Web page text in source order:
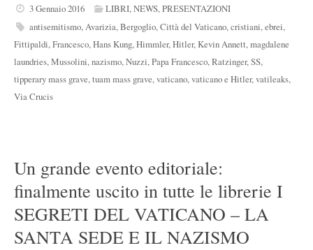
3 Gennaio 2016 LIBRI,NEWS,PRESENTAZIONI
antisemitismo,Avarizia,Bergoglio,Città del Vaticano,cristiani,ebrei,
Fittipaldi,Francesco,Hans Kung,Himmler,Hitler,Kevin Annett,magdalene
laundries,Mussolini,nazismo,Nuzzi,Papa Francesco,Ratzinger,SS,
tipperary mass grave,tuam mass grave,vaticano,vaticano e Hitler,vatileaks,
Via Crucis
Un grande evento editoriale:
finalmente uscito in tutte le librerie I
SEGRETI DEL VATICANO – LA
SANTA SEDE E IL NAZISMO